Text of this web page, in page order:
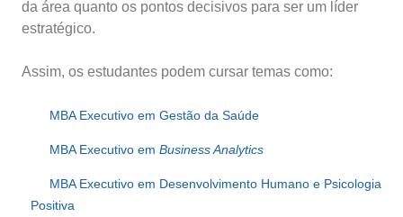
da área quanto os pontos decisivos para ser um líder
estratégico.
Assim, os estudantes podem cursar temas como:
MBA Executivo em Gestão da Saúde
MBA Executivo em Business Analytics
MBA Executivo em Desenvolvimento Humano e Psicologia
Positiva